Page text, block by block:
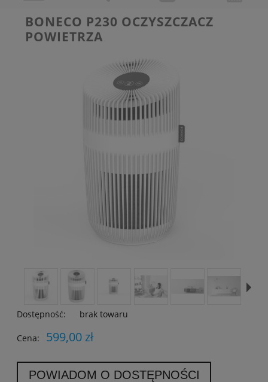
BONECO P230 OCZYSZCZACZ
POWIETRZA
Dostępność: brak towaru
Cena: 599,00 zł
POWIADOM O DOSTĘPNOŚCI